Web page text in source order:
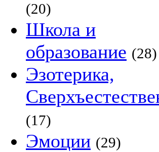
(20)
Школа и
образование (28)
Эзотерика,
(17)
Эмоции (29)